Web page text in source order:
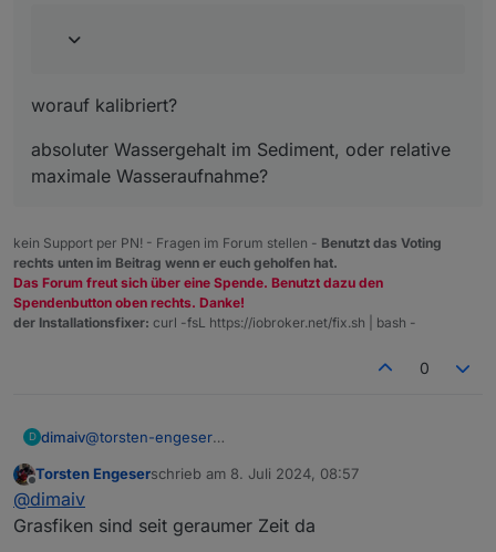
worauf kalibriert?
absoluter Wassergehalt im Sediment, oder relative
maximale Wasseraufnahme?
kein Support per PN! - Fragen im Forum stellen - Benutzt das Voting
rechts unten im Beitrag wenn er euch geholfen hat.
Das Forum freut sich über eine Spende. Benutzt dazu den
Spendenbutton oben rechts. Danke!
der Installationsfixer: curl -fsL https://iobroker.net/fix.sh | bash -
0
D dimaiv@torsten-engeser
So wie ich oben geschrieben habe, können die
aufgezeichnete Daten als Grafik.
Die Sensoren müssen auch nicht ganz eingesteckt sein,
Offline
Torsten Engeserschrieb am 8. Juli 2024, 08:57
zuletzt editiert von
@dimaiv
Grasfiken sind seit geraumer Zeit da